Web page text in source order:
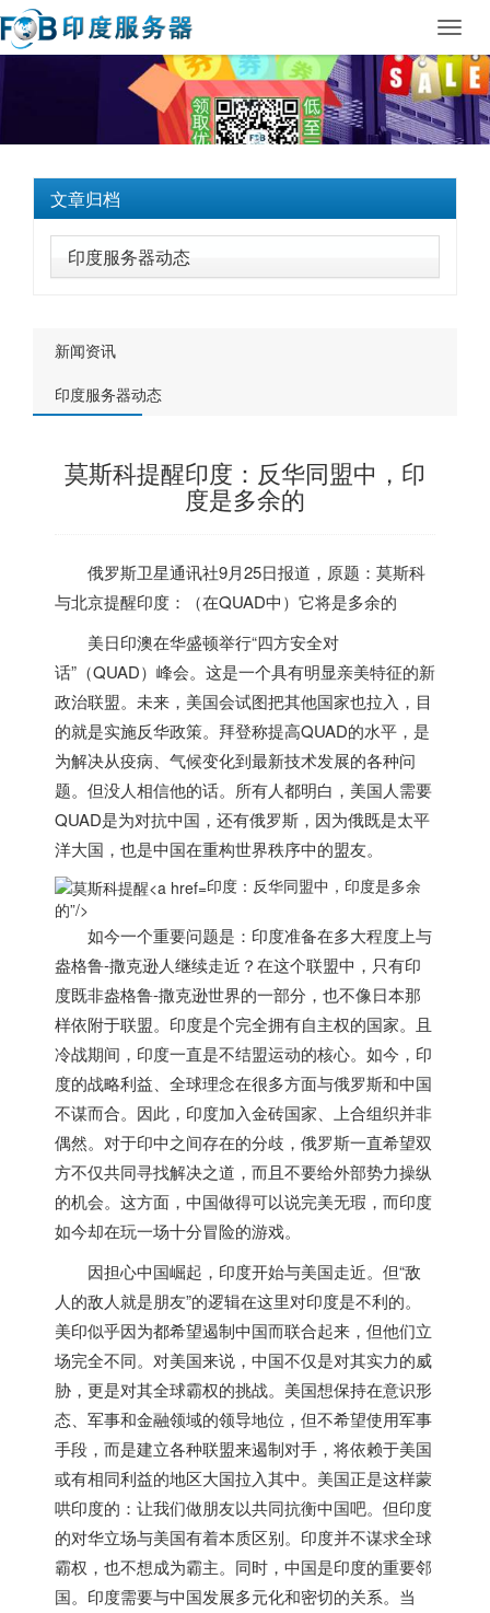
文章归档
印度服务器动态
新闻资讯
印度服务器动态
莫斯科提醒印度：反华同盟中，印
度是多余的
俄罗斯卫星通讯社9月25日报道，原题：莫斯科
与北京提醒印度 ：（在QUAD中）它将是多余的
美日印澳在华盛顿举行“四方安全对
话”（QUAD）峰会。这是一个具有明显亲美特征的新
政治联盟。未来，美国会试图把其他国家也拉入，目
的就是实施反华政策。拜登称提高QUAD的水平，是
为解决从疫病、气候变化到最新技术发展的各种问
题。但没人相信他的话。所有人都明白，美国人需要
QUAD是为对抗中国，还有俄罗斯，因为俄既是太平
洋大国，也是中国在重构世界秩序中的盟友。
印度：反华同盟中， 印度是多余
的”/>
如今一个重要问题是： 印度准备在多大程度上与
盎格鲁-撒克逊人继续走近？在这个联盟中，只有印
度既非盎格鲁-撒克逊世界的一部分，也不像日本那
样依附于联盟。 印度是个完全拥有自主权的国家。且
冷战期间， 印度一直是不结盟运动的核心。如今， 印
度的战略利益、全球理念在很多方面与俄罗斯和中国
不谋而合。因此， 印度加入金砖国家、上合组织并非
偶然。对于印中之间存在的分歧，俄罗斯一直希望双
方不仅共同寻找解决之道，而且不要给外部势力操纵
的机会。这方面，中国做得可以说完美无瑕，而印度
如今却在玩一场十分冒险的游戏。
因担心中国崛起， 印度开始与美国走近。但“敌
人的敌人就是朋友”的逻辑在这里对印度是不利的。
美印似乎因为都希望遏制中国而联合起来，但他们立
场完全不同。对美国来说，中国不仅是对其实力的威
胁，更是对其全球霸权的挑战。美国想保持在意识形
态、军事和金融领域的领导地位，但不希望使用军事
手段，而是建立各种联盟来遏制对手，将依赖于美国
或有相同利益的地区大国拉入其中。美国正是这样蒙
哄印度的：让我们做朋友以共同抗衡中国吧。但印度
的对华立场与美国有着本质区别。 印度并不谋求全球
霸权，也不想成为霸主。同时，中国是印度的重要邻
国。 印度需要与中国发展多元化和密切的关系。当